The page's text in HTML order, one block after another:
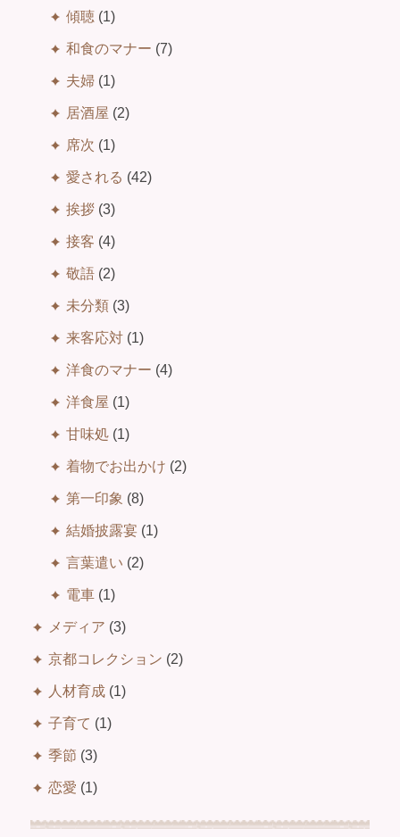
傾聴 (1)
和食のマナー (7)
夫婦 (1)
居酒屋 (2)
席次 (1)
愛される (42)
挨拶 (3)
接客 (4)
敬語 (2)
未分類 (3)
来客応対 (1)
洋食のマナー (4)
洋食屋 (1)
甘味処 (1)
着物でお出かけ (2)
第一印象 (8)
結婚披露宴 (1)
言葉遣い (2)
電車 (1)
メディア (3)
京都コレクション (2)
人材育成 (1)
子育て (1)
季節 (3)
恋愛 (1)